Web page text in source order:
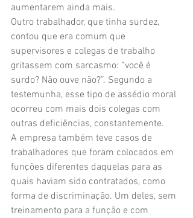
aumentarem ainda mais.
Outro trabalhador, que tinha surdez,
contou que era comum que
supervisores e colegas de trabalho
gritassem com sarcasmo: “você é
surdo? Não ouve não?”. Segundo a
testemunha, esse tipo de assédio moral
ocorreu com mais dois colegas com
outras deficiências, constantemente.
A empresa também teve casos de
trabalhadores que foram colocados em
funções diferentes daquelas para as
quais haviam sido contratados, como
forma de discriminação. Um deles, sem
treinamento para a função e com